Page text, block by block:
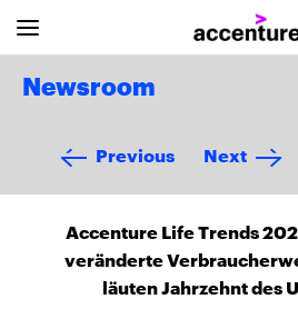
Newsroom
Previous Next
Accenture Life Trends
veränderte
läuten Jahrzehnt des